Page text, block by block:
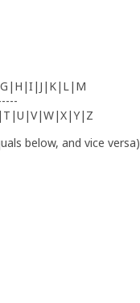
below, and vice versa)